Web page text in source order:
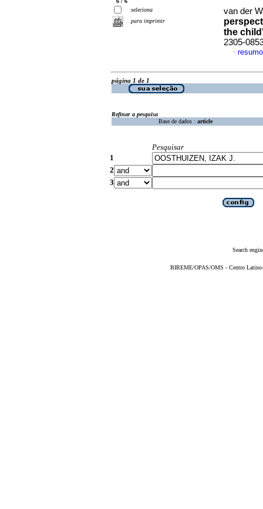
seleciona
para imprimir
van der
the
2305-
·
página 1 de 1
Refinar a pesquisa
Base de dados : article
Pesquisar
1
2
3
Search
BIREME/OPAS/OMS - Centro Latino-